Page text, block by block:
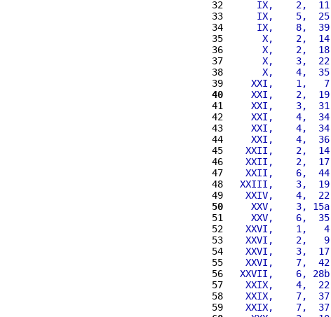
32
     IX,    2,  11
33
     IX,    5,  25
34
     IX,    8,  39
35
      X,    2,  14
36
      X,    2,  18
37
      X,    3,  22
38
      X,    4,  35
39
    XXI,    1,   7
40
    XXI,    2,  19
41
    XXI,    3,  31
42
    XXI,    4,  34
43
    XXI,    4,  34
44
    XXI,    4,  36
45
   XXII,    2,  14
46
   XXII,    2,  17
47
   XXII,    6,  44
48
  XXIII,    3,  19
49
   XXIV,    4,  22
50
    XXV,    3, 15a
51
    XXV,    6,  35
52
   XXVI,    1,   4
53
   XXVI,    2,   9
54
   XXVI,    3,  17
55
   XXVI,    7,  42
56
  XXVII,    6, 28b
57
   XXIX,    4,  22
58
   XXIX,    7,  37
59
   XXIX,    7,  37